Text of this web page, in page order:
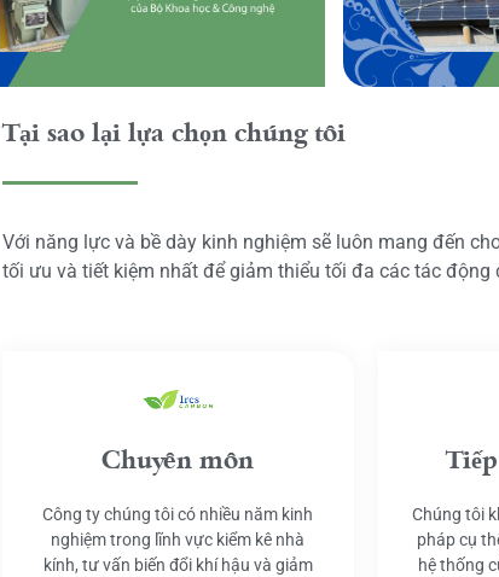
Tại sao lại lựa chọn chúng tôi
Với năng lực và bề dày kinh nghiệm sẽ luôn mang đến
tối ưu và tiết kiệm nhất để giảm thiểu tối đa các tác động
Chuyên môn
Công ty chúng tôi có nhiều năm kinh
nghiệm trong lĩnh vực kiểm kê nhà
kính, tư vấn biến đổi khí hậu và giảm
Chúng tôi
pháp cụ
hệ thống